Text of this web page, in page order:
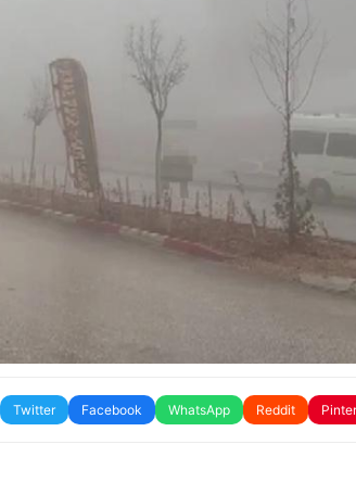
Twitter Facebook WhatsApp Reddit